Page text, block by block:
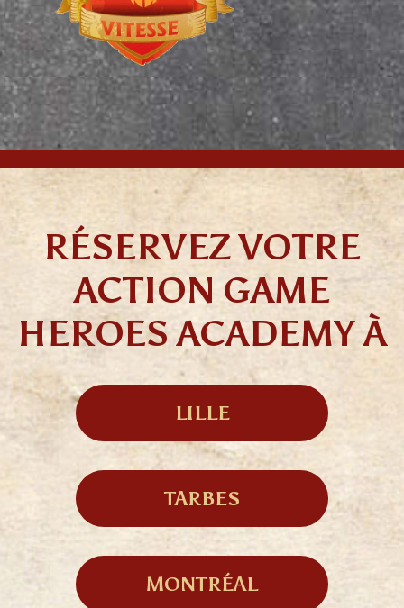
RÉSERVEZ VOTRE
ACTION GAME
HEROES ACADEMY À
LILLE
TARBES
MONTRÉAL